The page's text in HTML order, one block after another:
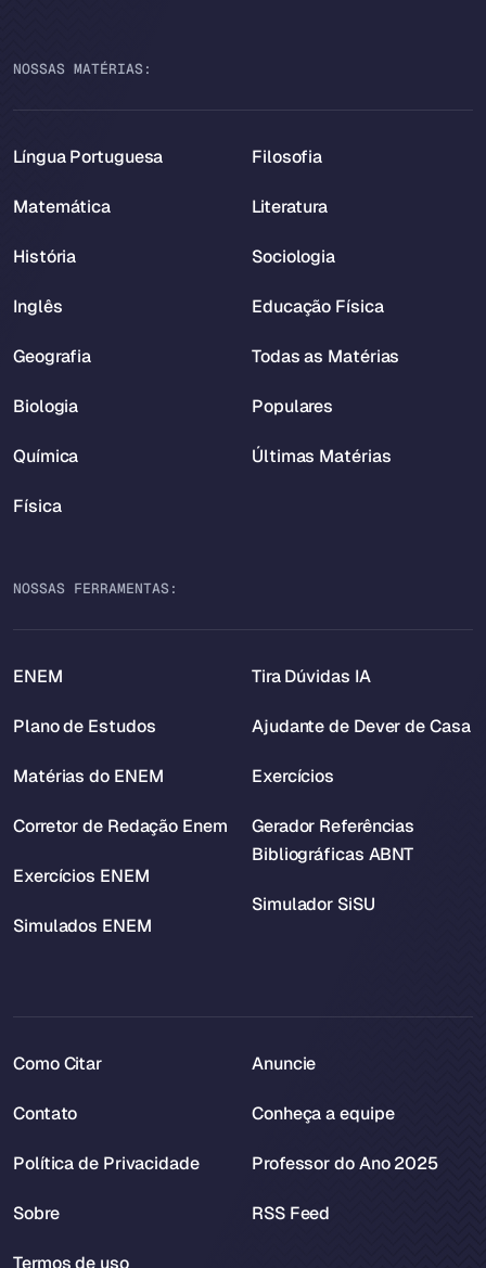
NOSSAS MATÉRIAS:
Língua Portuguesa
Matemática
História
Inglês
Geografia
Biologia
Química
Física
Filosofia
Literatura
Sociologia
Educação Física
Todas as Matérias
Populares
Últimas Matérias
NOSSAS FERRAMENTAS:
ENEM
Plano de Estudos
Matérias do ENEM
Corretor de Redação Enem
Exercícios ENEM
Simulados ENEM
Tira Dúvidas IA
Ajudante de Dever de Casa
Exercícios
Gerador Referências
Bibliográficas ABNT
Simulador SiSU
Como Citar
Contato
Política de Privacidade
Sobre
Termos de uso
Anuncie
Conheça a equipe
Professor do Ano 2025
RSS Feed